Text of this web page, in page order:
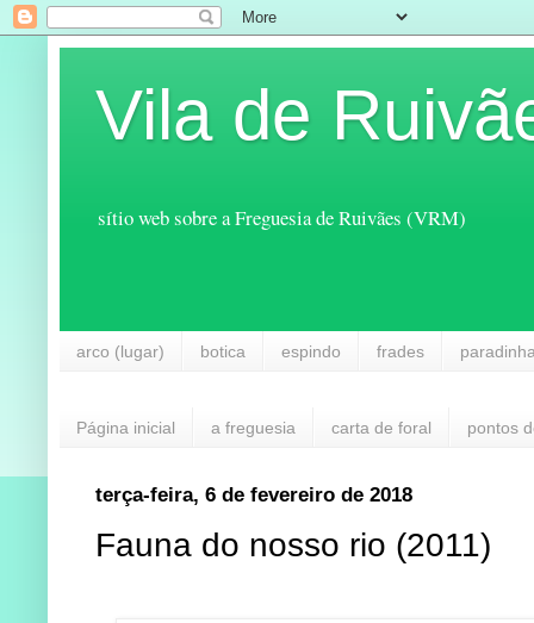
Vila de
sítio web sobre a Freguesia de Ruivães (VRM)
arco (lugar) botica espindo frades
Página inicial a freguesia carta de foral pontos
terça-feira, 6 de fevereiro de 2018
Fauna do nosso rio (2011)